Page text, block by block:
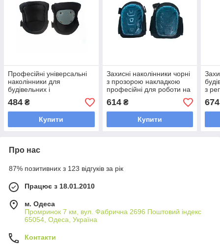
Професійні універсальні
наколінники для
будівельних і
промислових робіт з
ударостійкої пластмаси
чорні
484 ₴
Купити
Захисні наколінники чорні
з прозорою накладкою
професійні для роботи на
колінах з АБС і EVA 27 см
х 21 см
614₴
Купити
з
см
674
Про нас
87% позитивних з 123 відгуків за рік
Працює з 18.01.2010
м. Одеса
Промринок 7 км, вул. Фабрична 2696 Поштовий індекс
65054, Одеса, Україна
Контакти